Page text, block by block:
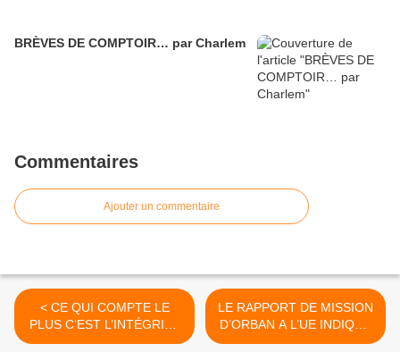
BRÈVES DE COMPTOIR… par Charlem
Commentaires
Ajouter un commentaire
< CE QUI COMPTE LE
PLUS C’EST L’INTÉGRITÉ
ÉLECTORALE
LE RAPPORT DE MISSION
D’ORBAN A L’UE INDIQUE
LA VOIE